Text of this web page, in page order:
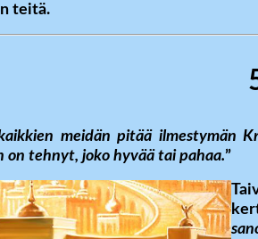
teitä.
meidän pitää ilmestymän
on tehnyt, joko hyvää tai pahaa.”